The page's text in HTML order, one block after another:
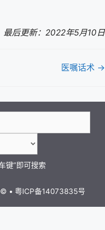
最后更新：2022年5月10日
医嘱话术 →
© • 粤ICP备14073835号